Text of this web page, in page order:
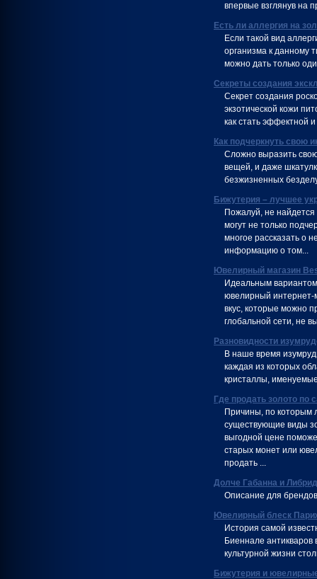
впервые взглянув на
Есть ли аллергия на
Если такой вид
организма к данному
можно дать только
Секреты создания
Секрет создания
экзотической кожи
как стать эффектной
Как подчеркнуть свою
Сложно выразить свою
вещей, и даже
безжизненных
Бижутерия – лучшее
Пожалуй, не
могут не только
многое рассказать о
информацию о том...
Ювелирный магазин
Идеальным
ювелирный интернет-
вкус, которые можно
глобальной сети, не
Разновидности
В наше время
каждая из которых
кристаллы,
Где продать золото по
Причины, по которым
существующие виды
выгодной цене
старых монет или
продать ...
Долче Габанна и
Описание для
Ювелирный блеск
История самой
Биеннале
культурной жизни
Бижутерия и